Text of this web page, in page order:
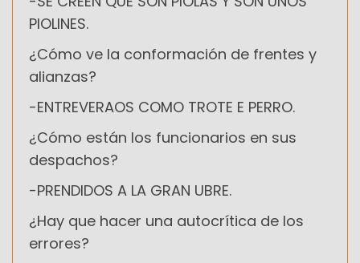
PIOLINES.
¿Cómo ve la conformación de frentes y
alianzas?
-ENTREVERAOS COMO TROTE E PERRO.
¿Cómo están los funcionarios en sus
despachos?
-PRENDIDOS A LA GRAN UBRE.
¿Hay que hacer una autocrítica de los
errores?